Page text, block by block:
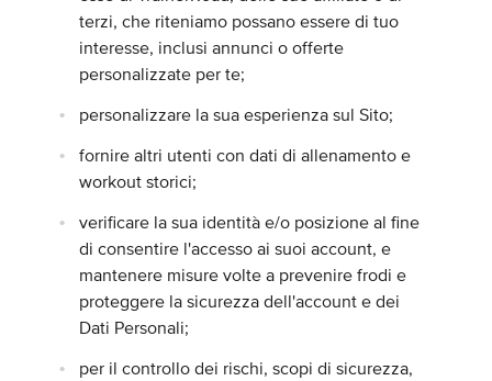
terzi, che riteniamo possano essere di tuo
interesse, inclusi annunci o offerte
personalizzate per te;
personalizzare la sua esperienza sul Sito;
fornire altri utenti con dati di allenamento e
workout storici;
verificare la sua identità e/o posizione al fine
di consentire l'accesso ai suoi account, e
mantenere misure volte a prevenire frodi e
proteggere la sicurezza dell'account e dei
Dati Personali;
per il controllo dei rischi, scopi di sicurezza,